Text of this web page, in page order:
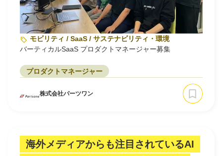
モビリティ / SaaS / サステナビリティ・環境
バーティカルSaaS プロダクトマネージャー募集
プロダクトマネージャー
株式会社パーツワン
海外メディアからも注目されているAI